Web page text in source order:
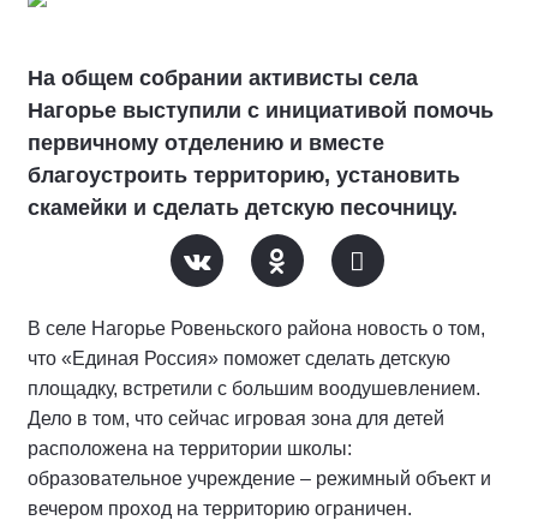
На общем собрании активисты села
Нагорье выступили с инициативой помочь
первичному отделению и вместе
благоустроить территорию, установить
скамейки и сделать детскую песочницу.
В селе Нагорье Ровеньского района новость о том,
что «Единая Россия» поможет сделать детскую
площадку, встретили с большим воодушевлением.
Дело в том, что сейчас игровая зона для детей
расположена на территории школы:
образовательное учреждение – режимный объект и
вечером проход на территорию ограничен.